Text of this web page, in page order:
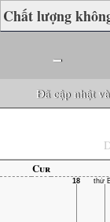
Chất lượng
-
Đã cập nhật
Cur